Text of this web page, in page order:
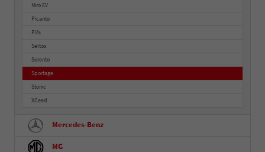
Niro EV
Picanto
PV5
Seltos
Sorento
Sportage
Stonic
XCeed
Mercedes-Benz
MG